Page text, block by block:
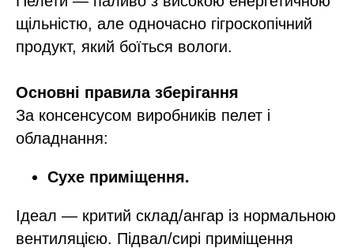
щільністю, але одночасно гігроскопічний
продукт, який боїться вологи.​
Основні правила зберігання
За консенсусом виробників пелет і
обладнання:​
Сухе приміщення.
Ідеал — критий склад/ангар із нормальною
вентиляцією. Підвал/сирі приміщення